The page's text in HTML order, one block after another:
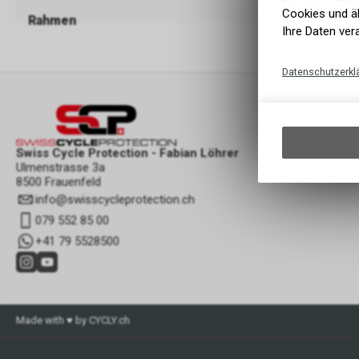
Rahmen Gabel
Swiss Cycle Protection - Fabian Löhrer
Ulmenstrasse 3a
8500 Frauenfeld
info@swisscycleprotection.ch
079 552 85 00
+41 79 5528500
Made with ♥ by CYCLY.ch
Cookies und
Ihre Daten